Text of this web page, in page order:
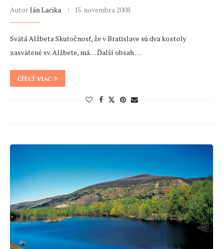
AutorJán Lacika 15. novembra 2008
Svätá Alžbeta Skutočnosť, že v Bratislave sú dva kostoly
zasvätené sv. Alžbete, má… Ďalší obsah …
ČÍTAŤ VIAC